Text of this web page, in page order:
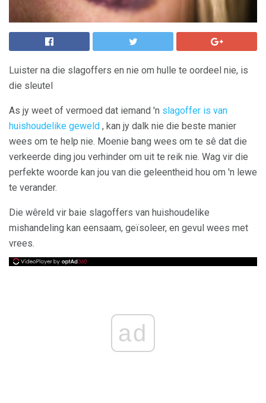
Luister na die slagoffers en nie om hulle te oordeel nie, is
die sleutel
As jy weet of vermoed dat iemand 'n slagoffer is van
huishoudelike geweld , kan jy dalk nie die beste manier
wees om te help nie. Moenie bang wees om te sê dat die
verkeerde ding jou verhinder om uit te reik nie. Wag vir die
perfekte woorde kan jou van die geleentheid hou om 'n lewe
te verander.
Die wêreld vir baie slagoffers van huishoudelike
mishandeling kan eensaam, geïsoleer, en gevul wees met
vrees.
ad